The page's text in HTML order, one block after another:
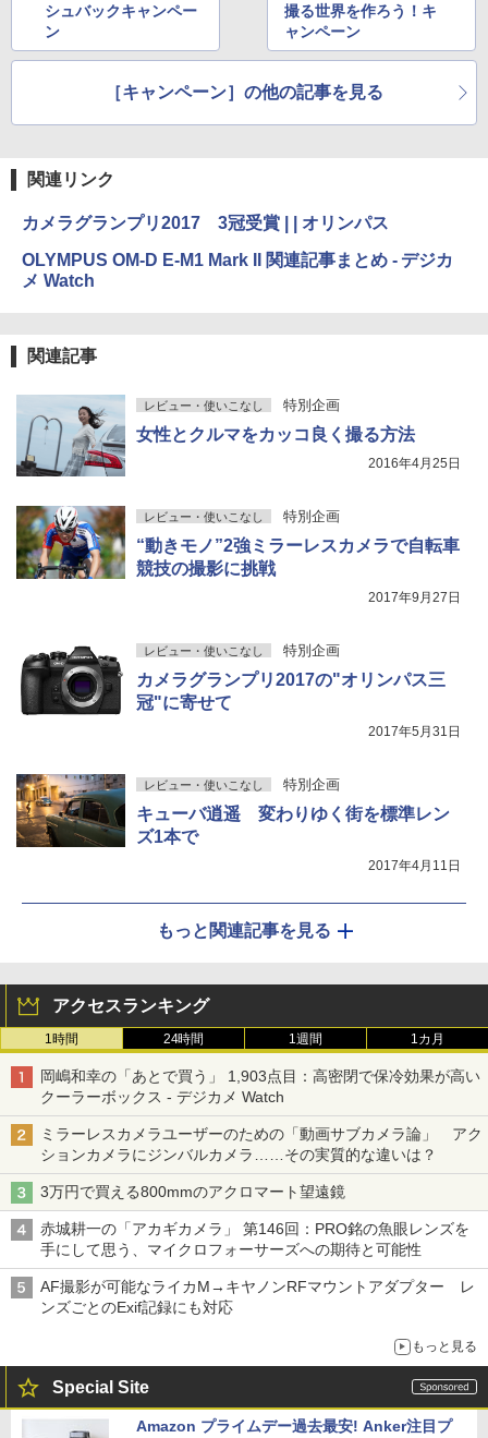
シュバックキャンペー
ン
撮る世界を作ろう！キ
ャンペーン
［キャンペーン］の他の記事を見る
関連リンク
カメラグランプリ2017 3冠受賞 | | オリンパス
OLYMPUS OM-D E-M1 Mark II 関連記事まとめ - デジカ
メ Watch
関連記事
レビュー・使いこなし 特別企画
女性とクルマをカッコ良く撮る方法
2016年4月25日
レビュー・使いこなし 特別企画
“動きモノ”2強ミラーレスカメラで自転車
競技の撮影に挑戦
2017年9月27日
レビュー・使いこなし 特別企画
カメラグランプリ2017の"オリンパス三
冠"に寄せて
2017年5月31日
レビュー・使いこなし 特別企画
キューバ逍遥 変わりゆく街を標準レン
ズ1本で
2017年4月11日
もっと関連記事を見る
アクセスランキング
1時間 24時間 1週間 1カ月
岡嶋和幸の「あとで買う」 1,903点目：高密閉で保冷効果が高い
クーラーボックス - デジカメ Watch
ミラーレスカメラユーザーのための「動画サブカメラ論」 アク
ションカメラにジンバルカメラ……その実質的な違いは？
3万円で買える800mmのアクロマート望遠鏡
赤城耕一の「アカギカメラ」 第146回：PRO銘の魚眼レンズを
手にして思う、マイクロフォーサーズへの期待と可能性
AF撮影が可能なライカM→キヤノンRFマウントアダプター レ
ンズごとのExif記録にも対応
もっと見る
Special Site
Amazon プライムデー過去最安! Anker注目プ